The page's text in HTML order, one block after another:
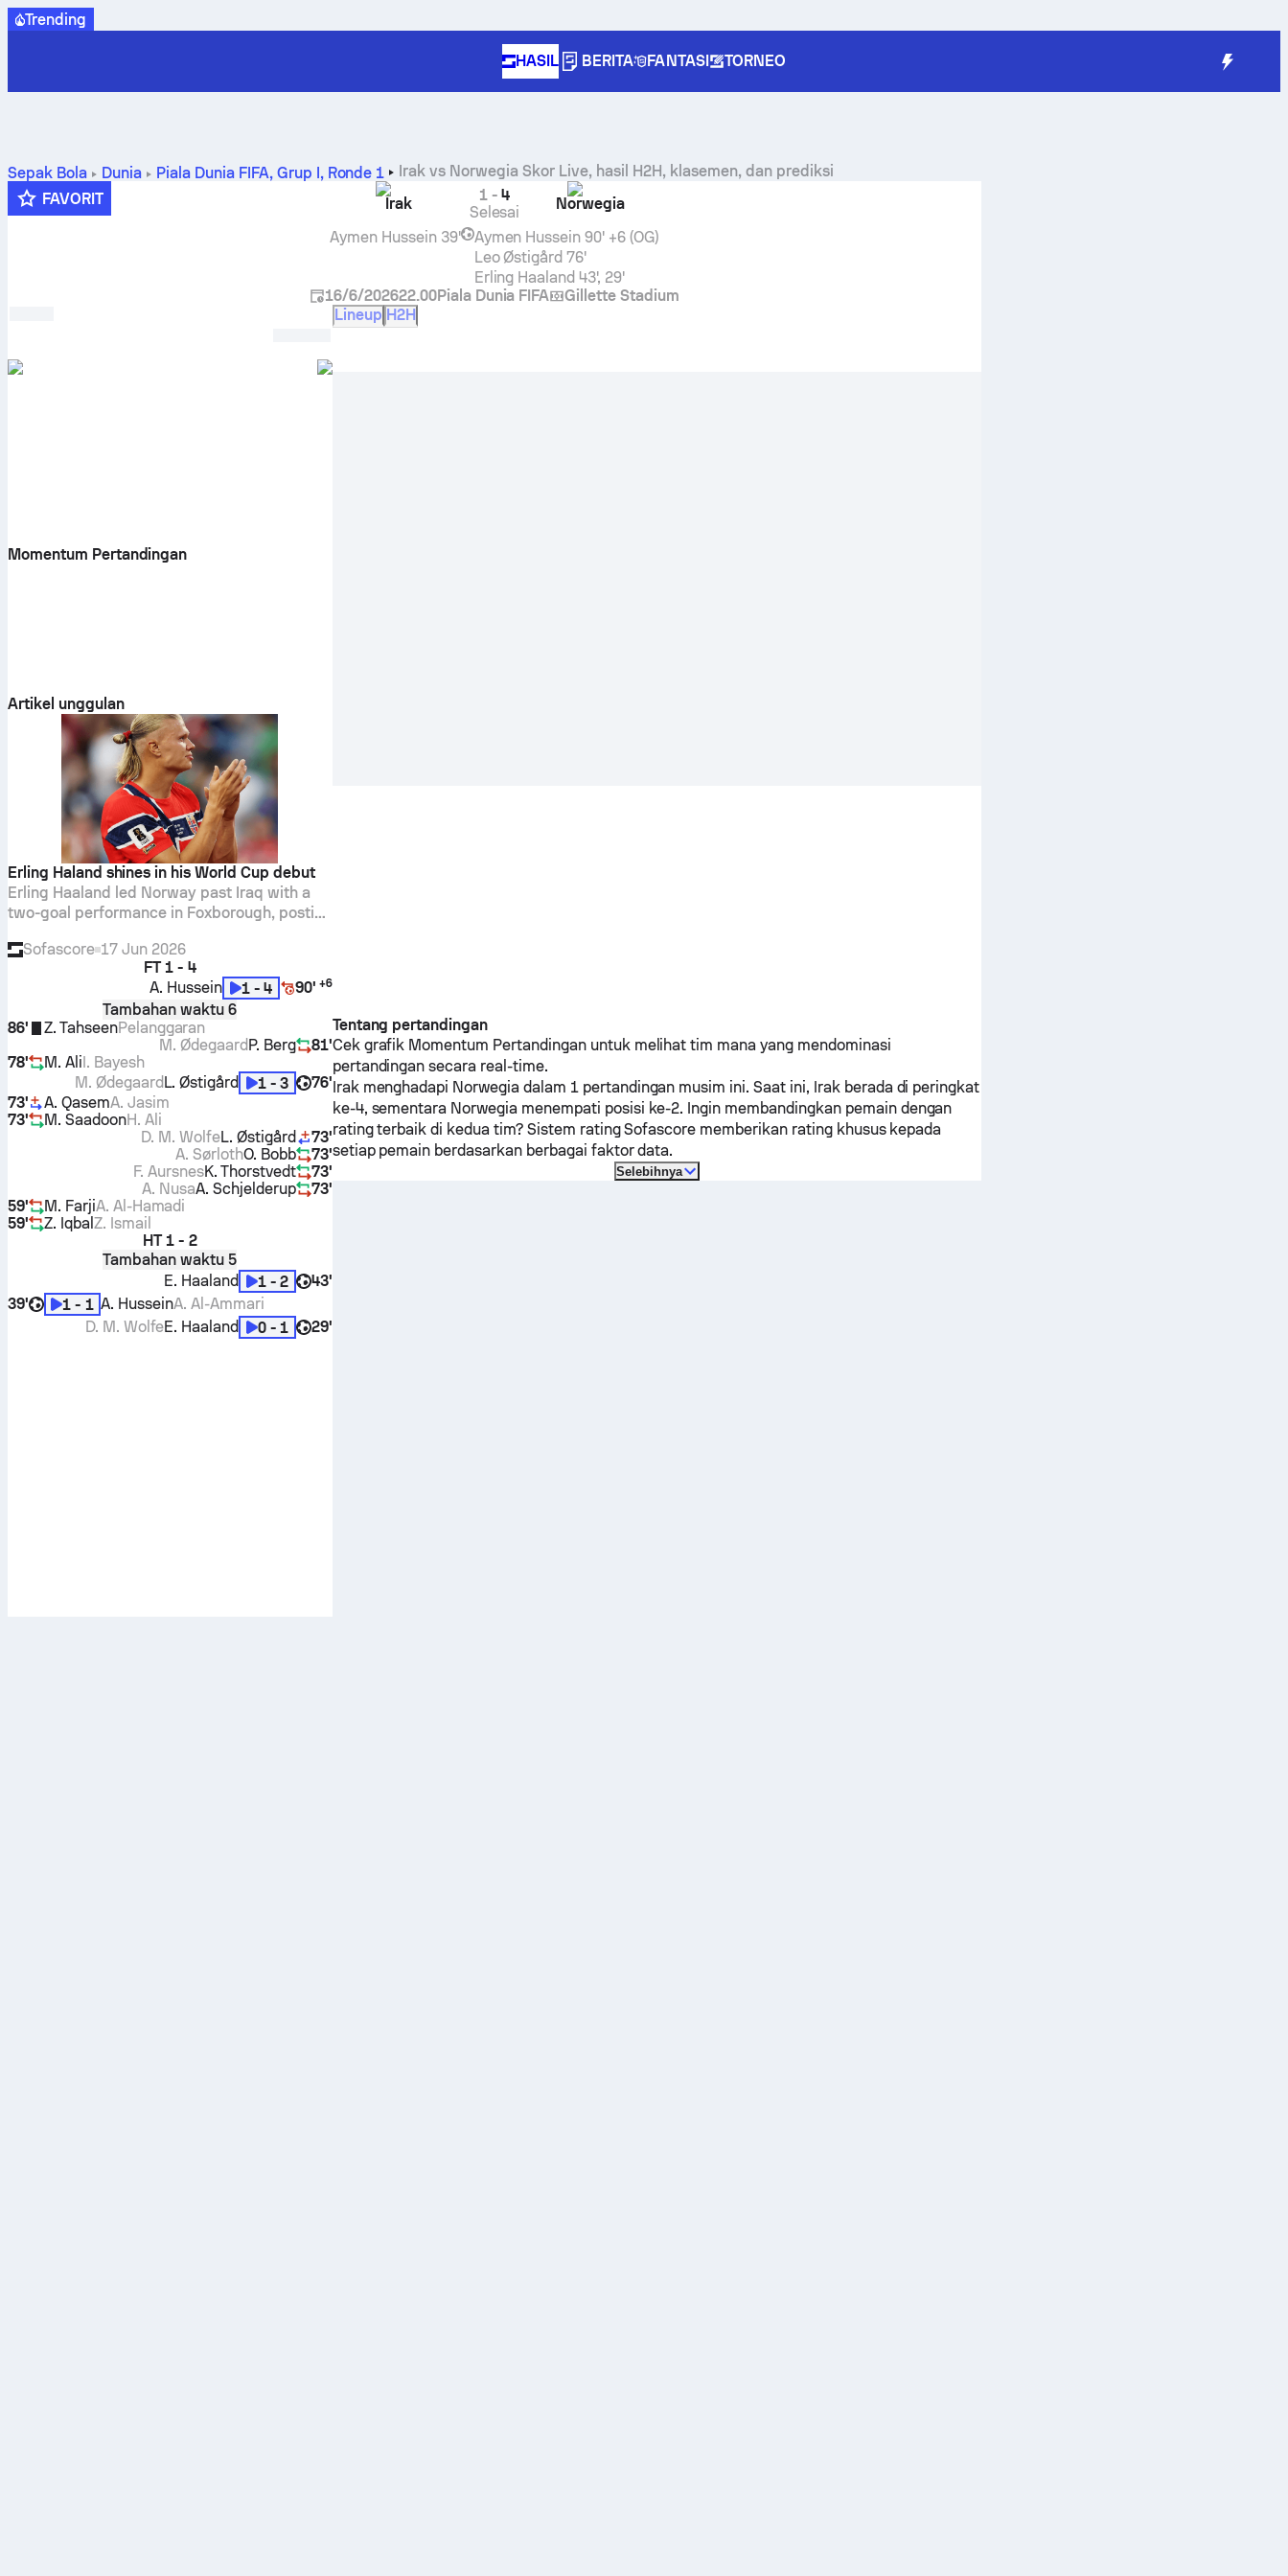
Trending
HASIL BERITA FANTASI TORNEO
Sepak Bola Dunia Piala Dunia FIFA, Grup I, Ronde 1 Irak vs Norwegia Skor Live, hasil H2H, klasemen, dan prediksi
FAVORIT
Irak 1-4
Selesai
Norwegia
Aymen Hussein 39' Aymen Hussein 90' +6 (OG)
Leo Østigård 76'
Erling Haaland 43', 29'
16/6/202622.00Piala Dunia FIFA Gillette Stadium
Momentum Pertandingan
Artikel unggulan
Erling Haland shines in his World Cup debut
Erling Haaland led Norway past Iraq with a
two-goal performance in Foxborough, posting
Rating.
Sofascore 17 Jun 2026
FT 1 - 4
90' +6
1 - 4
A. Hussein
Tambahan waktu 6
86'
Z. TahseenPelanggaran
81'
P. Berg
M. Ødegaard
78'
M. AliI. Bayesh
76'
1 - 3
L. Østigård
M. Ødegaard
73'
A. QasemA. Jasim
73'
M. SaadoonH. Ali
73'
L. Østigård
D. M. Wolfe
73'
O. Bobb
A. Sørloth
73'
K. Thorstvedt
F. Aursnes
73'
A. Schjelderup
A. Nusa
59'
M. FarjiA. Al-Hamadi
59'
Z. Iqbal Z. Ismail
HT 1 - 2
Tambahan waktu 5
43'
1 - 2
E. Haaland
39'
1 - 1 A. HusseinA. Al-Ammari
29'
0 - 1
E. Haaland
D. M. Wolfe
Lineup H2H
Tentang pertandingan
Cek grafik Momentum Pertandingan untuk melihat tim mana yang mendominasi
pertandingan secara real-time.
Irakmenghadapi Norwegia dalam 1 pertandingan musim ini. Saat ini, Irakberada di peringkat
ke-4, sementara Norwegia menempati posisi ke-2. Ingin membandingkan pemain dengan
rating terbaik di kedua tim? Sistem rating Sofascore memberikan rating khusus kepada
setiap pemain berdasarkan berbagai faktor data.
Selebihnya